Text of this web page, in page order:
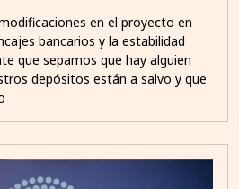
en el proyecto en
bancarios y la estabilidad
que sepamos que hay alguien
depósitos están a salvo y que